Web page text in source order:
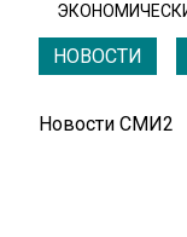
НОВОСТИ
Новости СМИ2